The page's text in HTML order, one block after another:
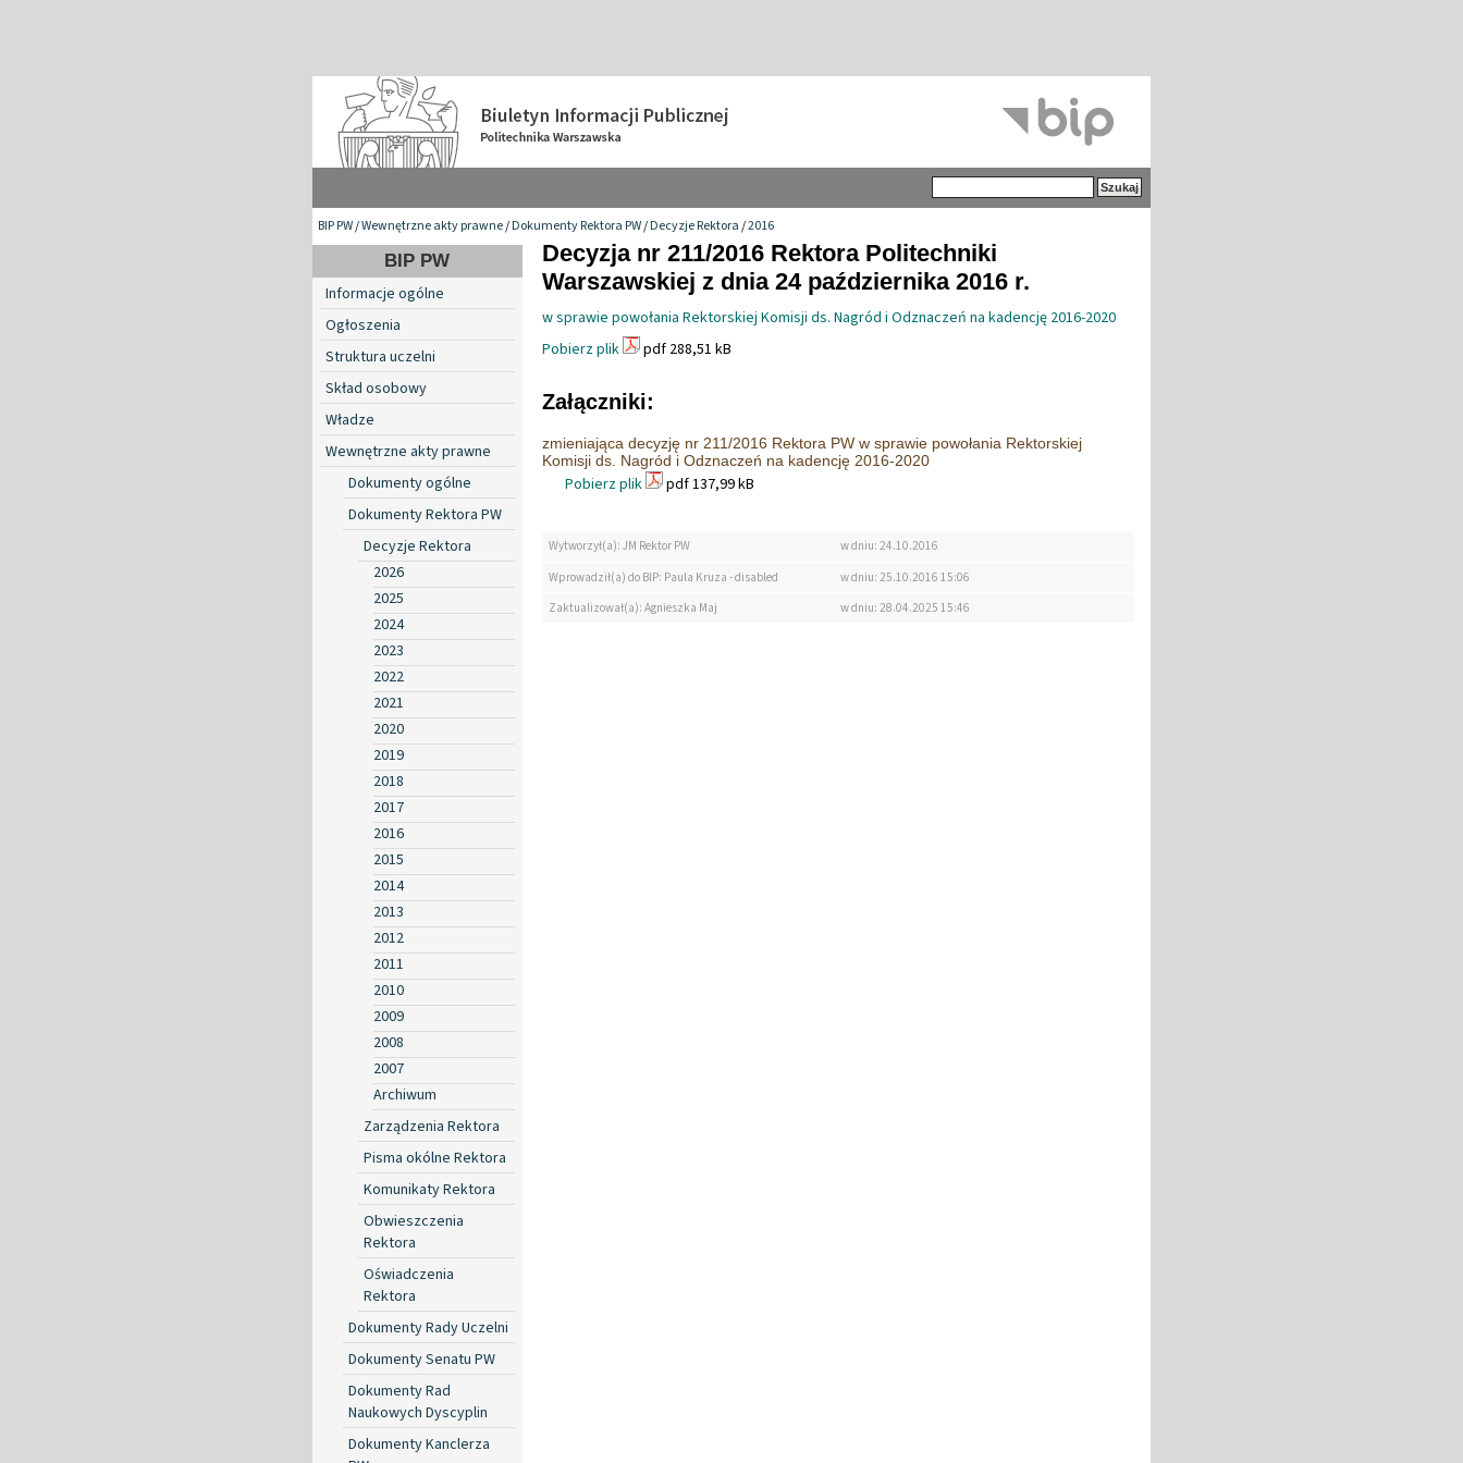
BIP PW/Wewnętrzne akty prawne/Dokumenty Rektora PW/Decyzje Rektora/2016
BIP PW
Informacje ogólne
Ogłoszenia
Struktura uczelni
Skład osobowy
Władze
Wewnętrzne akty prawne
Dokumenty ogólne
Dokumenty Rektora PW
Decyzje Rektora
2026
2025
2024
2023
2022
2021
2020
2019
2018
2017
2016
2015
2014
2013
2012
2011
2010
2009
2008
2007
Archiwum
Zarządzenia Rektora
Pisma okólne Rektora
Komunikaty Rektora
Obwieszczenia
Rektora
Oświadczenia
Rektora
Dokumenty Rady Uczelni
Dokumenty Senatu PW
Dokumenty Rad
Naukowych Dyscyplin
Dokumenty Kanclerza
Decyzja nr 211/2016 Rektora Politechniki
Warszawskiej z dnia 24 października 2016 r.
w sprawie powołania Rektorskiej Komisji ds. Nagród i Odznaczeń na kadencję 2016-2020
Pobierz plik
pdf 288,51 kB
Załączniki:
zmieniająca decyzję nr 211/2016 Rektora PW w sprawie powołania Rektorskiej
Komisji ds. Nagród i Odznaczeń na kadencję 2016-2020
Pobierz plik pdf 137,99 kB
Wytworzył(a): JM Rektor PW
w dniu: 24.10.2016
Wprowadził(a) do BIP: Paula Kruza - disabled
w dniu: 25.10.2016 15:06
Zaktualizował(a): Agnieszka Maj
w dniu: 28.04.2025 15:46